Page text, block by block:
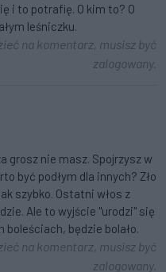
i to potrafię. O kim to? O
leśniczku.
na komentarz, musisz być
zalogowany.
grosz nie masz. Spojrzysz w
być podłym dla innych? Zło
szybko. Ostatni włos z
Ale to wyjście "urodzi" się
będzie bolało.
na komentarz, musisz być
zalogowany.